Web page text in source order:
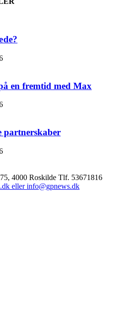
en fremtid med Max
partnerskaber
4000 Roskilde Tlf. 53671816
eller info@gpnews.dk